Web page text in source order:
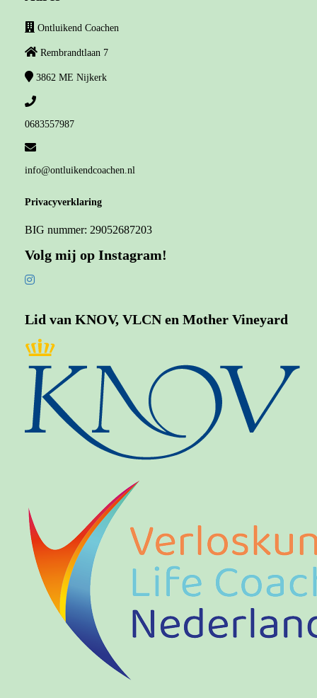
Ontluikend Coachen
Rembrandtlaan 7
3862 ME Nijkerk
0683557987
info@ontluikendcoachen.nl
Privacyverklaring
BIG nummer: 29052687203
Volg mij op Instagram!
Lid van KNOV, VLCN en Mother Vineyard